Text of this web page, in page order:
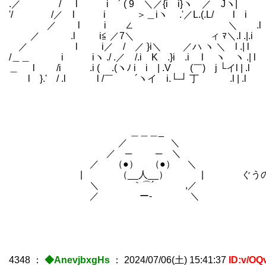
.／ / l i ´ ( 9 ＼／{i i}ヽ ／ J
'/ /／ l i ＞＿iヽ ゝ.'／L.(.L/ l
／ l i ∠ ＼ .l i
／ .l i≦ ／7＼ ィ ﾏ＼.l
／ l i／ / ／ }i＼ ／ハ ヽ ＼ l
/＿＿ i iヽ ./ .／ /.i K .}i .i l ヽ
＿ l /i .i ( .(ヽﾉ i i | .V (￣) j └イl |
l }.' / .l l /￣ ゝ ´ヽイ i.└‐┘ 丁 .l |
／ ＼
／ ─ ─ ＼
／ （●） （●） ＼
| （__人__） | ぐうのねも
＼ ｀⌒´ ,／
／ ー‐ ＼
4348 ： ◆AnevjbxgHs ： 2024/07/06(土) 15:41:37 ID:v/